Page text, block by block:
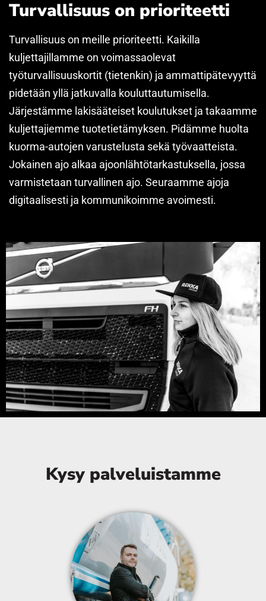
Turvallisuus on prioriteetti
Turvallisuus on meille prioriteetti. Kaikilla
kuljettajillamme on voimassaolevat
työturvallisuuskortit (tietenkin) ja ammattipätevyyttä
pidetään yllä jatkuvalla kouluttautumisella.
Järjestämme lakisääteiset koulutukset ja takaamme
kuljettajiemme tuotetietämyksen. Pidämme huolta
kuorma-autojen varustelusta sekä työvaatteista.
Jokainen ajo alkaa ajoonlähtötarkastuksella, jossa
varmistetaan turvallinen ajo. Seuraamme ajoja
digitaalisesti ja kommunikoimme avoimesti.
Kysy palveluistamme